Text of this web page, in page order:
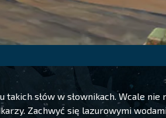
słów w słownikach. Wcale
Zachwyć się lazurowymi